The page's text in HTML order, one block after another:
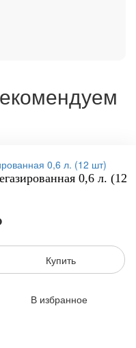
0,6 л. (12
Купить
В избранное